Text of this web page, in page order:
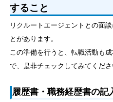
すること
リクルートエージェントとの面
とがあります。
この準備を行うと、転職活動も
で、是非チェックしてみてくださ
履歴書・職務経歴書の記